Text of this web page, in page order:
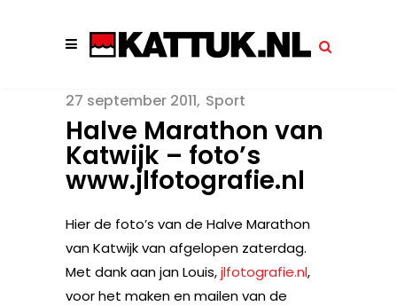
27 september 2011 Sport
Halve Marathon van
Katwijk – foto’s
www.jlfotografie.nl
Hier de foto’s van de Halve Marathon
van Katwijk van afgelopen zaterdag.
Met dank aan jan Louis,jlfotografie.nl,
voor het maken en mailen van de